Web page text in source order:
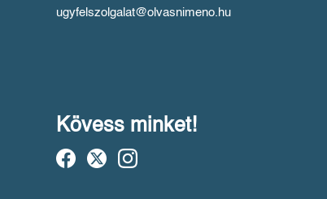
ugyfelszolgalat@olvasnimeno.hu
Kövess minket!